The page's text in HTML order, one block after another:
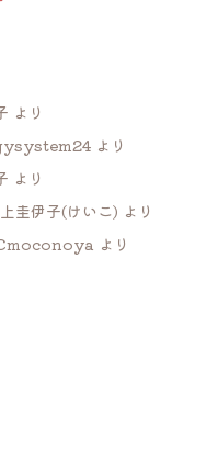
より
より
より
圭伊子(けいこ) より
より